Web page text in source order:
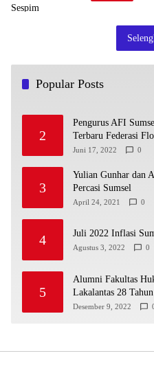
Popular Posts
2
Pengurus AFI
Terbaru Federasi
Juni 17, 2022 0
3
Yulian Gunhar dan
Percasi Sumsel
April 24, 2021 0
4 Juli 2022 Inflasi
Agustus 3, 2022 0
5
Alumni Fakultas
Lakalantas 28
Desember 9, 2022